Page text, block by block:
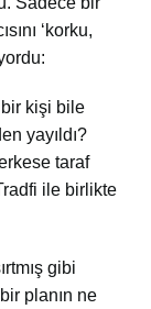
‘korku,
kişi bile
yayıldı?
taraf
ile birlikte
gibi
planın ne